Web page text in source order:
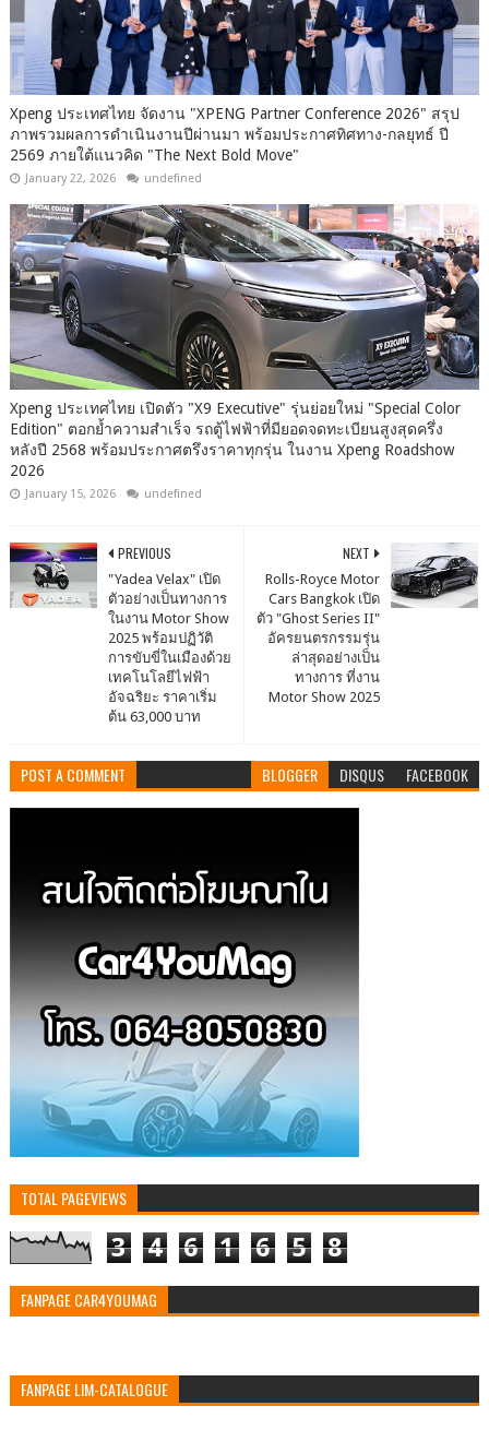
Xpeng ประเทศไทย จัดงาน "XPENG Partner Conference 2026" สรุป
ภาพรวมผลการดำเนินงานปีผ่านมา พร้อมประกาศทิศทาง-กลยุทธ์ ปี
2569 ภายใต้แนวคิด "The Next Bold Move"
January 22, 2026 undefined
Xpeng ประเทศไทย เปิดตัว "X9 Executive" รุ่นย่อยใหม่ "Special Color
Edition" ตอกย้ำความสำเร็จ รถตู้ไฟฟ้าที่มียอดจดทะเบียนสูงสุดครึ่ง
หลังปี 2568 พร้อมประกาศตรึงราคาทุกรุ่น ในงาน Xpeng Roadshow
2026
January 15, 2026 undefined
NEXT
Rolls-Royce Motor
Cars Bangkok เปิด
ตัว "Ghost Series II"
อัครยนตรกรรมรุ่น
ล่าสุดอย่างเป็น
ทางการ ที่งาน
Motor Show 2025
PREVIOUS
"Yadea Velax" เปิด
ตัวอย่างเป็นทางการ
ในงาน Motor Show
2025 พร้อมปฏิวัติ
การขับขี่ในเมืองด้วย
เทคโนโลยีไฟฟ้า
อัจฉริยะ ราคาเริ่ม
ต้น 63,000 บาท
POST A COMMENT BLOGGER DISQUS FACEBOOK
TOTAL PAGEVIEWS
3 4 6 1 6 5 8
FANPAGE CAR4YOUMAG
FANPAGE LIM-CATALOGUE